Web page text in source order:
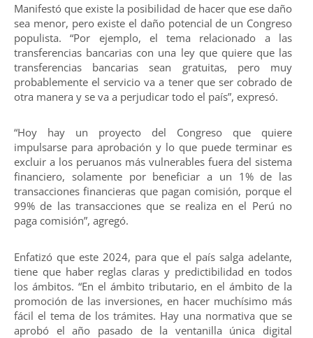
Manifestó que existe la posibilidad de hacer que ese daño
sea menor, pero existe el daño potencial de un Congreso
populista. “Por ejemplo, el tema relacionado a las
transferencias bancarias con una ley que quiere que las
transferencias bancarias sean gratuitas, pero muy
probablemente el servicio va a tener que ser cobrado de
otra manera y se va a perjudicar todo el país”, expresó.
“Hoy hay un proyecto del Congreso que quiere
impulsarse para aprobación y lo que puede terminar es
excluir a los peruanos más vulnerables fuera del sistema
financiero, solamente por beneficiar a un 1% de las
transacciones financieras que pagan comisión, porque el
99% de las transacciones que se realiza en el Perú no
paga comisión”, agregó.
Enfatizó que este 2024, para que el país salga adelante,
tiene que haber reglas claras y predictibilidad en todos
los ámbitos. “En el ámbito tributario, en el ámbito de la
promoción de las inversiones, en hacer muchísimo más
fácil el tema de los trámites. Hay una normativa que se
aprobó el año pasado de la ventanilla única digital